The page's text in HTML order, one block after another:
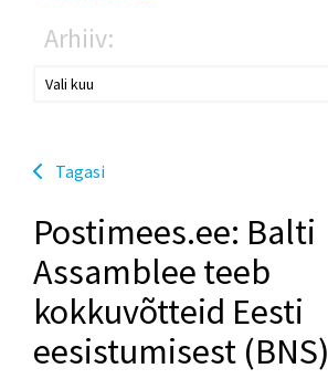
Arhiiv:
Tagasi
Postimees.ee: Balti
Assamblee teeb
kokkuvõtteid Eesti
eesistumisest (BNS)